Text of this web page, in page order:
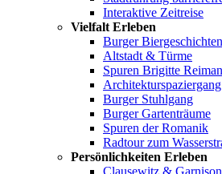
Interaktive Zeitreise
Vielfalt Erleben
Burger Biergeschichten
Altstadt & Türme
Spuren Brigitte
Architekturspaziergang
Burger Stuhlgang
Burger Gartenträume
Spuren der Romanik
Radtour zum
Persönlichkeiten Erleben
Clausewitz & Garnison